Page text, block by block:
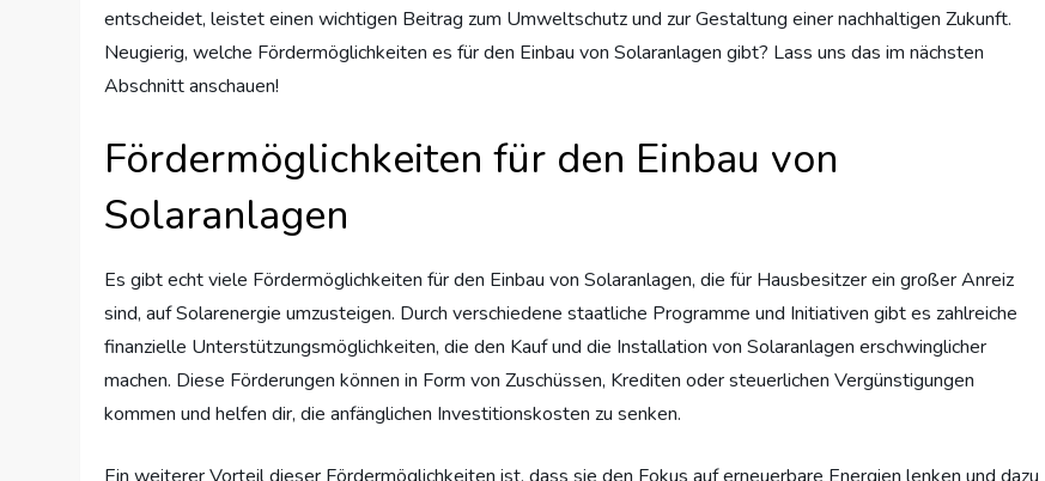
entscheidet, leistet einen wichtigen Beitrag zum Umweltschutz und zur Gestaltung einer nachhaltigen Zukunft.
Neugierig, welche Fördermöglichkeiten es für den Einbau von Solaranlagen gibt? Lass uns das im nächsten
Abschnitt anschauen!
Fördermöglichkeiten für den Einbau von
Solaranlagen
Es gibt echt viele Fördermöglichkeiten für den Einbau von Solaranlagen, die für Hausbesitzer ein großer Anreiz
sind, auf Solarenergie umzusteigen. Durch verschiedene staatliche Programme und Initiativen gibt es zahlreiche
finanzielle Unterstützungsmöglichkeiten, die den Kauf und die Installation von Solaranlagen erschwinglicher
machen. Diese Förderungen können in Form von Zuschüssen, Krediten oder steuerlichen Vergünstigungen
kommen und helfen dir, die anfänglichen Investitionskosten zu senken.